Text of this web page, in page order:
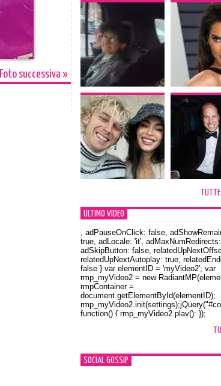
Foto successiva »
ULTIMO VIDEO
Orlando Bloom e la t-shirt dedicata a
, adPauseOnClick: false,
true, adLocale: 'it',
adSkipButton: false,
relatedUpNextAutoplay: true,
false } var elementID = 'myVideo2'; var
rmp_myVideo2 = new
rmpContainer =
document.getElementById(elementID);
function() { rmp_myVideo2.play(); });
SOCIAL GOSSIP